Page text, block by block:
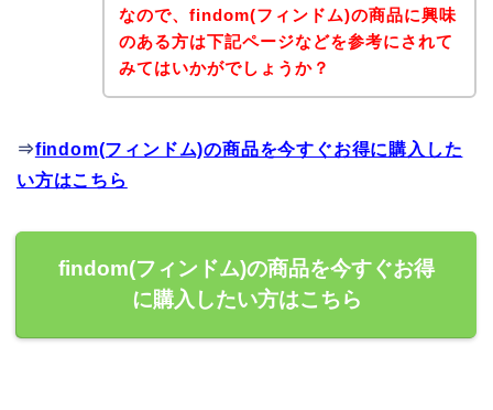
なので、findom(フィンドム)の商品に興味
のある方は下記ページなどを参考にされて
みてはいかがでしょうか？
⇒findom(フィンドム)の商品を今すぐお得に購入した
い方はこちら
findom(フィンドム)の商品を今すぐお得
に購入したい方はこちら